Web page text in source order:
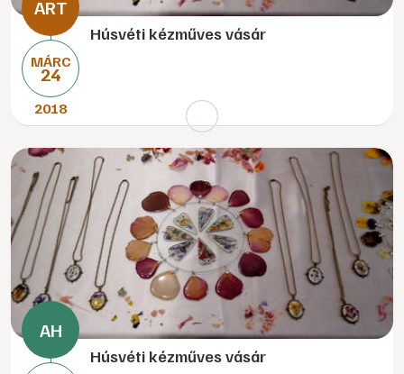
MÁRC
24
2018
Húsvéti kézműves vásár
Húsvéti kézműves vásár